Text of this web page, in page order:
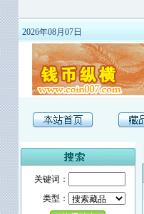
2026年08月07日
关键词：
类型：